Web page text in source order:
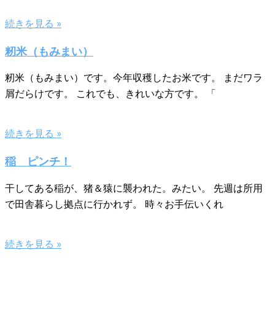
続きを見る »
籾米（もみまい）
籾米（もみまい）です。今年収穫したお米です。 まだワラ
屑だらけです。 これでも、きれいな方です。 「
続きを見る »
稲 ピンチ！
干してある稲が、猪＆猿に襲われた。みたい。 先週は所用
で田舎暮らし拠点に行かれず。 時々お手伝いくれ
続きを見る »